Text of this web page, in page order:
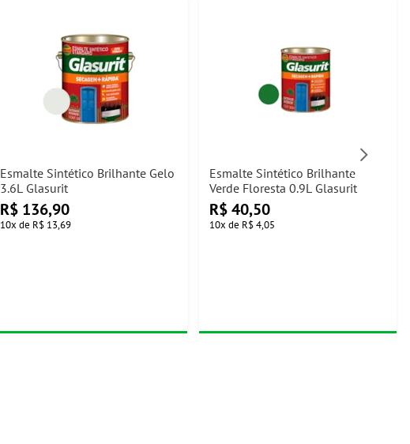
Esmalte Sintético Brilhante Gelo
3.6L Glasurit
R$ 136,90
10x de R$ 13,69
Esmalte Sintético Brilhante
Verde Floresta 0.9L Glasurit
R$ 40,50
10x de R$ 4,05